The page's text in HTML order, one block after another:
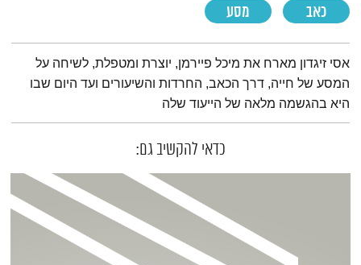
כאב
מסע
תמצית הפודקאסט
אסי זיגדון מארח את מיכל פיירמן, יוצרת ומטפלת, לשיחה על
המסע של חייה, דרך הכאב, החרדות והשיעורים ועד היום שבו
היא בהגשמה מלאה של הייעוד שלה
כדאי להקשיב גם: